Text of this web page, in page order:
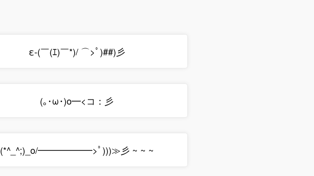
ε-(￣(ｴ)￣*)/ ⌒>ﾟ)##)彡
(｡･ω･)o━<コ：彡
(*^_^;)_o/━━━━━━>ﾟ)))≫彡 ~ ~ ~